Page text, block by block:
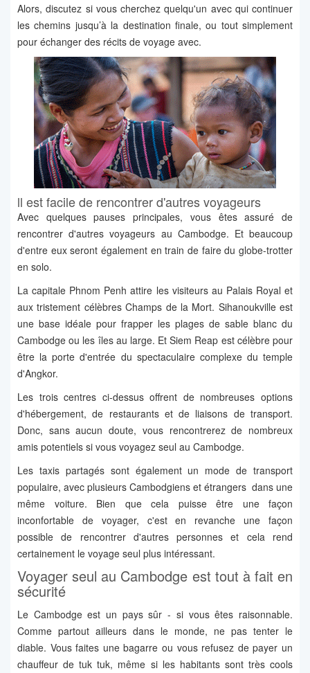
Alors, discutez si vous cherchez quelqu'un avec qui continuer
les chemins jusqu’à la destination finale, ou tout simplement
pour échanger des récits de voyage avec.
ll est facile de rencontrer d'autres voyageurs
Avec quelques pauses principales, vous êtes assuré de
rencontrer d'autres voyageurs au Cambodge. Et beaucoup
d'entre eux seront également en train de faire du globe-trotter
en solo.
La capitale Phnom Penh attire les visiteurs au Palais Royal et
aux tristement célèbres Champs de la Mort. Sihanoukville est
une base idéale pour frapper les plages de sable blanc du
Cambodge ou les îles au large. Et Siem Reap est célèbre pour
être la porte d'entrée du spectaculaire complexe du temple
d'Angkor.
Les trois centres ci-dessus offrent de nombreuses options
d'hébergement, de restaurants et de liaisons de transport.
Donc, sans aucun doute, vous rencontrerez de nombreux
amis potentiels si vous voyagez seul au Cambodge.
Les taxis partagés sont également un mode de transport
populaire, avec plusieurs Cambodgiens et étrangers dans une
même voiture. Bien que cela puisse être une façon
inconfortable de voyager, c'est en revanche une façon
possible de rencontrer d'autres personnes et cela rend
certainement le voyage seul plus intéressant.
Voyager seul au Cambodge est tout à fait en
sécurité
Le Cambodge est un pays sûr - si vous êtes raisonnable.
Comme partout ailleurs dans le monde, ne pas tenter le
diable. Vous faites une bagarre ou vous refusez de payer un
chauffeur de tuk tuk, même si les habitants sont très cools